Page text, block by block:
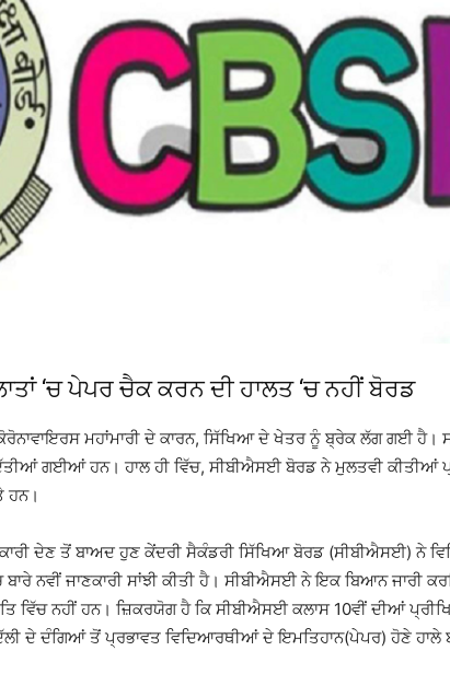
‘ਚ ਪੇਪਰ ਚੈਕ ਕਰਨ ਦੀ ਹਾਲਤ ‘ਚ ਨਹੀਂ ਬੋਰਡ
ਮਹਾਂਮਾਰੀ ਦੇ ਕਾਰਨ, ਸਿੱਖਿਆ ਦੇ ਖੇਤਰ ਨੂੰ ਬ੍ਰੇਕ ਲੱਗ ਗਈ ਹੈ।
ਗਈਆਂ ਹਨ। ਹਾਲ ਹੀ ਵਿੱਚ, ਸੀਬੀਐਸਈ ਬੋਰਡ ਨੇ ਮੁਲਤਵੀ ਕੀਤੀਆਂ
ਹਨ।
ਦੇਣ ਤੋਂ ਬਾਅਦ ਹੁਣ ਕੇਂਦਰੀ ਸੈਕੰਡਰੀ ਸਿੱਖਿਆ ਬੋਰਡ (ਸੀਬੀਐਸਈ) ਨੇ
ਨਵੀਂ ਜਾਣਕਾਰੀ ਸਾਂਝੀ ਕੀਤੀ ਹੈ। ਸੀਬੀਐਸਈ ਨੇ ਇਕ ਬਿਆਨ ਜਾਰੀ
ਵਿੱਚ ਨਹੀਂ ਹਨ। ਜ਼ਿਕਰਯੋਗ ਹੈ ਕਿ ਸੀਬੀਐਸਈ ਕਲਾਸ 10ਵੀਂ ਦੀਆਂ
ਦੇ ਦੰਗਿਆਂ ਤੋਂ ਪ੍ਰਭਾਵਤ ਵਿਦਿਆਰਥੀਆਂ ਦੇ ਇਮਤਿਹਾਨ(ਪੇਪਰ) ਹੋਣੇ ਹਾਲੇ